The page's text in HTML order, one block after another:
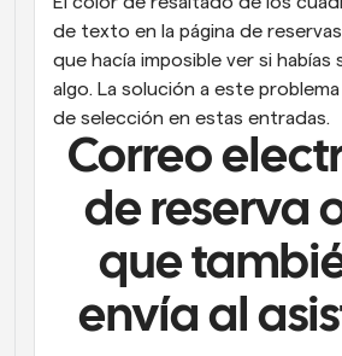
de texto en la página de
que hacía imposible ver si habías
algo. La solución a este
de selección en estas entradas.
Correo
de reserva
que
envía al